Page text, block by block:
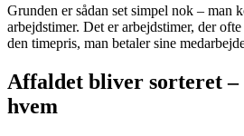
Grunden er sådan set simpel nok – man
arbejdstimer. Det er arbejdstimer, der
den timepris, man betaler sine
Affaldet bliver sorteret –
hvem